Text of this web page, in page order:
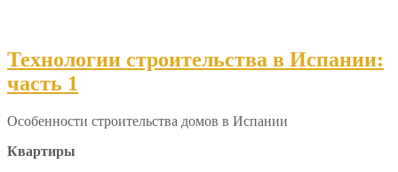
Технологии строительства в Испании:
часть 1
Особенности строительства домов в Испании
Квартиры